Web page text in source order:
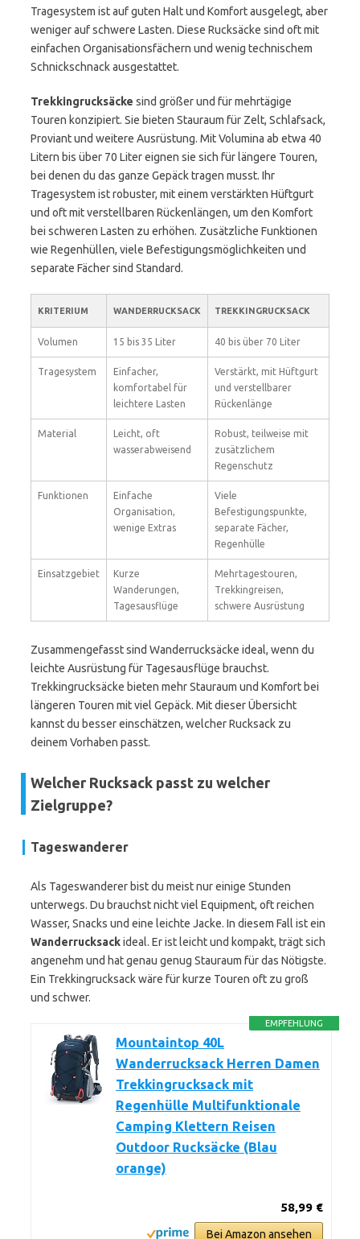
Tragesystem ist auf guten Halt und Komfort ausgelegt, aber
weniger auf schwere Lasten. Diese Rucksäcke sind oft mit
einfachen Organisationsfächern und wenig technischem
Schnickschnack ausgestattet.
Trekkingrucksäcke sind größer und für mehrtägige
Touren konzipiert. Sie bieten Stauraum für Zelt, Schlafsack,
Proviant und weitere Ausrüstung. Mit Volumina ab etwa 40
Litern bis über 70 Liter eignen sie sich für längere Touren,
bei denen du das ganze Gepäck tragen musst. Ihr
Tragesystem ist robuster, mit einem verstärkten Hüftgurt
und oft mit verstellbaren Rückenlängen, um den Komfort
bei schweren Lasten zu erhöhen. Zusätzliche Funktionen
wie Regenhüllen, viele Befestigungsmöglichkeiten und
separate Fächer sind Standard.
KRITERIUM WANDERRUCKSACK TREKKINGRUCKSACK
Volumen 15 bis 35 Liter 40 bis über 70 Liter
Tragesystem
Einfacher,
komfortabel für
leichtere Lasten
Verstärkt, mit Hüftgurt
und verstellbarer
Rückenlänge
Material
Leicht, oft
wasserabweisend
Robust, teilweise mit
zusätzlichem
Regenschutz
Funktionen
Einfache
Organisation,
wenige Extras
Viele
Befestigungspunkte,
separate Fächer,
Regenhülle
Einsatzgebiet
Kurze
Wanderungen,
Tagesausflüge
Mehrtagestouren,
Trekkingreisen,
schwere Ausrüstung
Zusammengefasst sind Wanderrucksäcke ideal, wenn du
leichte Ausrüstung für Tagesausflüge brauchst.
Trekkingrucksäcke bieten mehr Stauraum und Komfort bei
längeren Touren mit viel Gepäck. Mit dieser Übersicht
kannst du besser einschätzen, welcher Rucksack zu
deinem Vorhaben passt.
Welcher Rucksack passt zu welcher
Zielgruppe?
Tageswanderer
Als Tageswanderer bist du meist nur einige Stunden
unterwegs. Du brauchst nicht viel Equipment, oft reichen
Wasser, Snacks und eine leichte Jacke. In diesem Fall ist ein
Wanderrucksackideal. Er ist leicht und kompakt, trägt sich
angenehm und hat genau genug Stauraum für das Nötigste.
Ein Trekkingrucksack wäre für kurze Touren oft zu groß
und schwer.
EMPFEHLUNG
Mountaintop 40L
Wanderrucksack Herren Damen
Trekkingrucksack mit
Regenhülle Multifunktionale
Camping Klettern Reisen
Outdoor Rucksäcke (Blau
orange)
58,99 €
Bei Amazon ansehen